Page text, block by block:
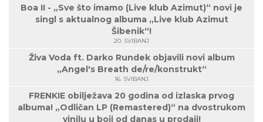
Boa II - „Sve što imamo (Live klub Azimut)“ novi je
singl s aktualnog albuma „Live klub Azimut
Šibenik“!
20. SVIBANJ
Živa Voda ft. Darko Rundek objavili novi album
„Angel's Breath de/re/konstrukt“
16. SVIBANJ
FRENKIE obilježava 20 godina od izlaska prvog
albuma! „Odličan LP (Remastered)“ na dvostrukom
vinilu u boji od danas u prodaji!